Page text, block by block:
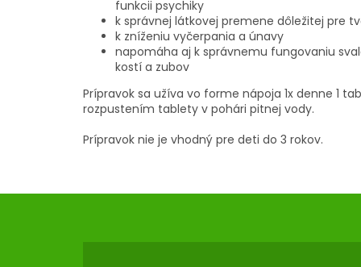
funkcii psychiky
k správnej látkovej premene dôležitej pre
k zníženiu vyčerpania a únavy
napomáha aj k správnemu fungovaniu
kostí a zubov
Prípravok sa užíva vo forme nápoja 1x denne 1
rozpustením tablety v pohári pitnej vody.
Prípravok nie je vhodný pre deti do 3 rokov.